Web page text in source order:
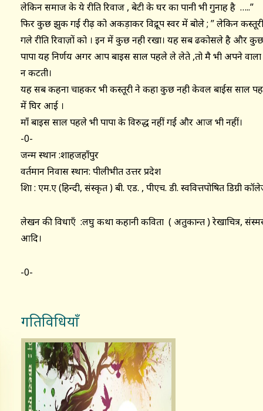
लेकिन समाज के ये रीति रिवाज , बेटी के घर का पानी भी गुनाह है …..”
फिर कुछ झुक गई रीढ़ को अकड़ाकर विद्रूप स्वर में बोले ; ” लेकिन
गले रीति रिवाज़ों को । इन में कुछ नही रखा। यह सब ढकोसले है और कुछ
पापा यह निर्णय अगर आप बाइस साल पहले ले लेते ,तो मै भी अपने वाला
न कटती।
यह सब कहना चाहकर भी कस्तूरी ने कहा कुछ नही केवल बाईस साल
में घिर आई ।
माँ बाइस साल पहले भी पापा के विरुद्ध नहीं गईं और आज भी नहीं।
-0-
जन्म स्थान :शाहजहाँपुर
वर्तमान निवास स्थान: पीलीभीत उत्तर प्रदेश
शिक्षा : एम.ए (हिन्दी, संस्कृत ) बी. एड. , पीएच. डी. स्ववित्तपोषित डिग्री
लेखन की विधाएँ :लघु कथा कहानी कविता ( अतुकान्त ) रेखाचित्र,
आदि।
-0-
गतिविधियाँ